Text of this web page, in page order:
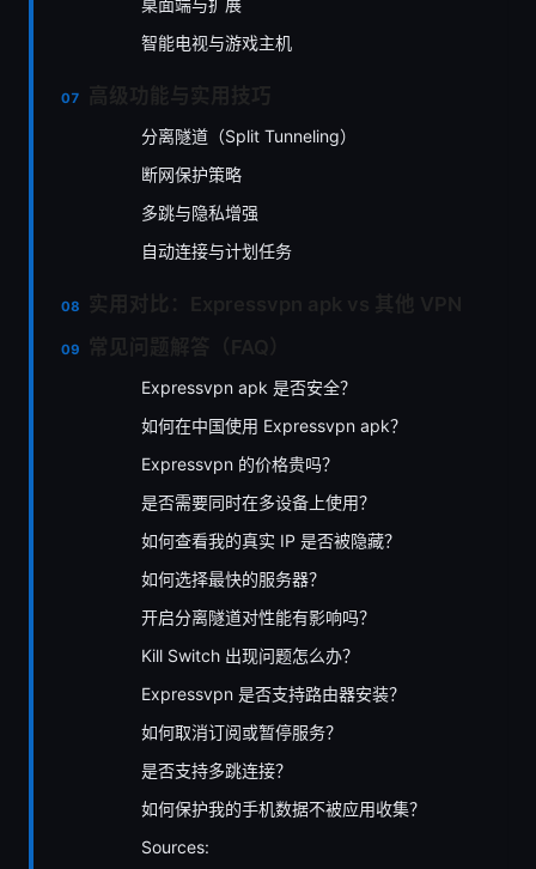
智能电视与游戏主机
分离隧道（Split Tunneling）
断网保护策略
多跳与隐私增强
自动连接与计划任务
Expressvpn apk 是否安全？
如何在中国使用 Expressvpn apk？
Expressvpn 的价格贵吗？
是否需要同时在多设备上使用？
如何查看我的真实 IP 是否被隐藏？
如何选择最快的服务器？
开启分离隧道对性能有影响吗？
Kill Switch 出现问题怎么办？
Expressvpn 是否支持路由器安装？
如何取消订阅或暂停服务？
是否支持多跳连接？
如何保护我的手机数据不被应用收集？
Sources: